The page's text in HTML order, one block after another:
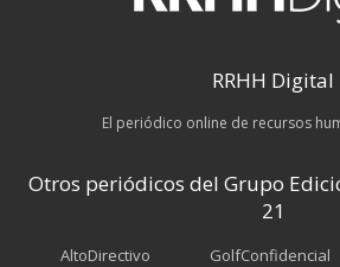
RRHH Digital
El periódico online de recursos
Otros periódicos del Grupo
21
AltoDirectivo
GolfConfidencial